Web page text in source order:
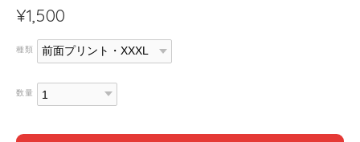
¥1,500
種類
数量